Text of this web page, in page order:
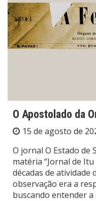
O Apostolado da
15 de agosto de
O jornal O Estado de
matéria “Jornal de
décadas de atividade
observação era a
buscando entender a